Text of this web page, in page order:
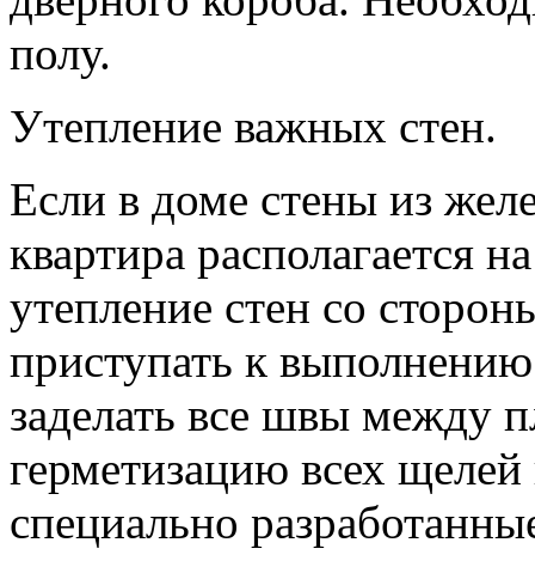
полу.
Утепление важных стен.
Если в доме стены из
квартира располагается
утепление стен со
приступать к
заделать все швы между
герметизацию всех
специально